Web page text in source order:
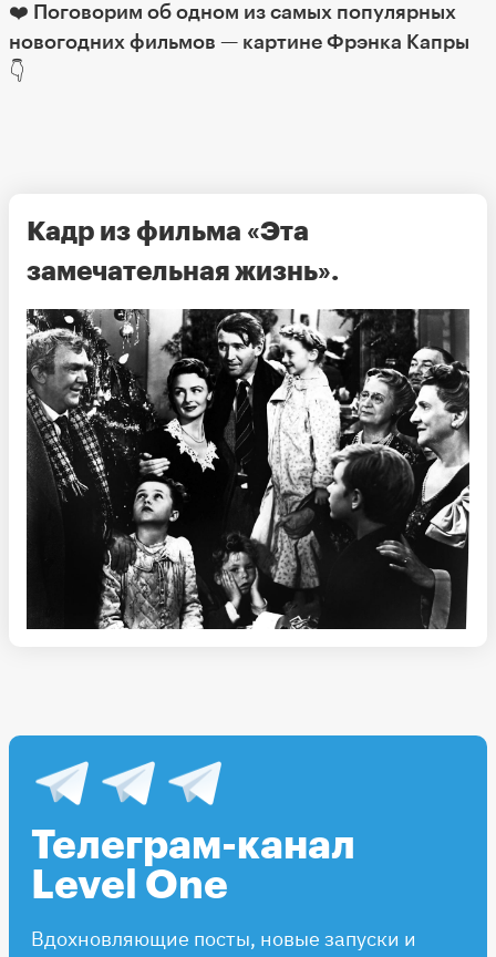
❤️ Поговорим об одном из самых популярных
новогодних фильмов — картине Фрэнка Капры
👇
Кадр из фильма «Эта
замечательная жизнь».
Телеграм-канал
Level One
Вдохновляющие посты, новые запуски и